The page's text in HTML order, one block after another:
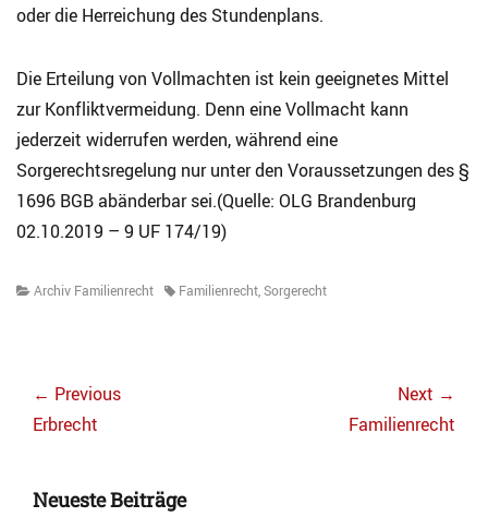
oder die Herreichung des Stundenplans.
Die Erteilung von Vollmachten ist kein geeignetes Mittel
zur Konfliktvermeidung. Denn eine Vollmacht kann
jederzeit widerrufen werden, während eine
Sorgerechtsregelung nur unter den Voraussetzungen des §
1696 BGB abänderbar sei.(Quelle: OLG Brandenburg
02.10.2019 – 9 UF 174/19)
Categories
Archiv Familienrecht TagsFamilienrecht,Sorgerecht
← Previous
Previous
Erbrecht
Next →
Familienrecht
Neueste Beiträge